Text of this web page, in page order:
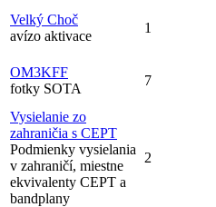
Velký Choč
avízo aktivace
1
OM3KFF
fotky SOTA
7
Vysielanie zo
zahraničia s CEPT
Podmienky vysielania
v zahraničí, miestne
ekvivalenty CEPT a
bandplany
2